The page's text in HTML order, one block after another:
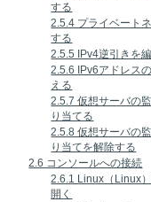
する
2.5.4 プライベート
する
2.5.5 IPv4逆引きを
2.5.6 IPv6アドレス
える
2.5.7 仮想サーバの
り当てる
2.5.8 仮想サーバの
り当てを解除する
2.6 コンソールへの接続
2.6.1 Linux（Linux
開く